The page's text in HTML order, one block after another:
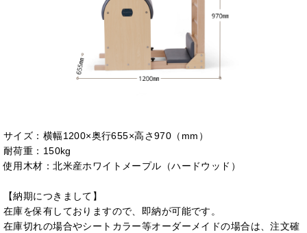
サイズ：横幅1200×奥行655×高さ970（mm）
耐荷重：150kg
使用木材：北米産ホワイトメープル（ハードウッド）
【納期につきまして】
在庫を保有しておりますので、即納が可能です。
在庫切れの場合やシートカラー等オーダーメイドの場合は、注文確